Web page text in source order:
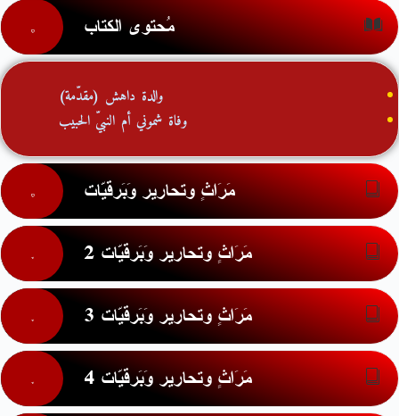
مُحتوى الكتاب
والدة داهش (مقدّمة)
وفاة شموني أم النبيّ الحبيب
مَرَاثٍ وتحارير وَبَرقيّات
مَرَاثٍ وتحارير وَبَرقيّات 2
مَرَاثٍ وتحارير وَبَرقيّات 3
مَرَاثٍ وتحارير وَبَرقيّات 4